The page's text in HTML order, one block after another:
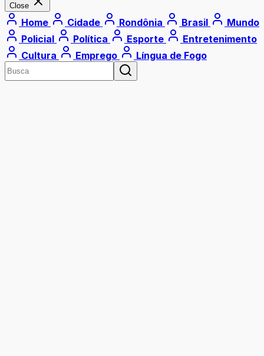
Close
Home Cidade Rondônia Brasil
Mundo
Policial
Política Esporte
Entretenimento
Cultura
Emprego Língua de Fogo